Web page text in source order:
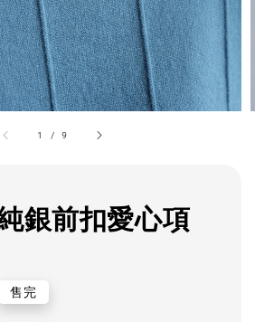
1 /9
銀前扣愛心項
售完